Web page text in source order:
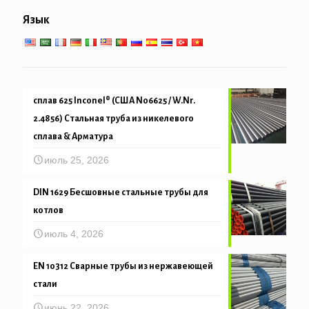
Механическая и точность трубка
Язык
сплав 625 Inconel® (США N06625 / W.Nr.
2.4856) Стальная труба из никелевого
сплава & Арматура
июль 25, 2026
DIN 1629 Бесшовные стальные трубы для
котлов
июль 4, 2026
EN 10312 Сварные трубы из нержавеющей
стали